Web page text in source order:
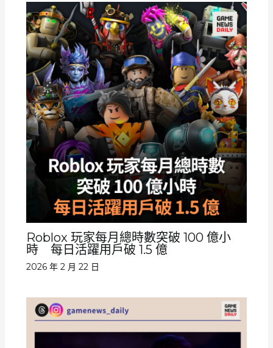
Roblox 玩家每月總時數突破 100 億小
時 每日活躍用戶破 1.5 億
2026 年 2 月 22 日